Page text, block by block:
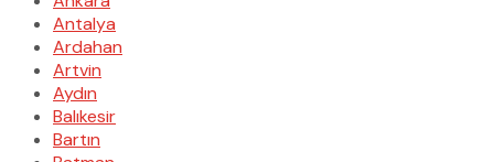
Antalya
Ardahan
Artvin
Aydın
Balıkesir
Bartın